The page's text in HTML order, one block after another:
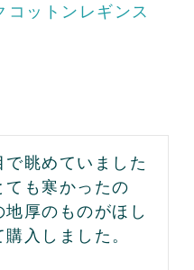
ットンレギンス
眺めていました
も寒かったの
厚のものがほし
入しました。